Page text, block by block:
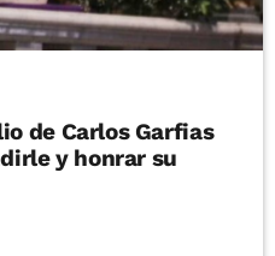
de Carlos Garfias
y honrar su